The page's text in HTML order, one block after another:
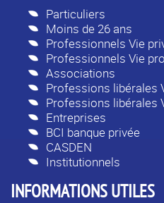
Particuliers
Moins de 26 ans
Professionnels Vie
Professionnels Vie pro
Associations
Professions libérales
Professions libérales
Entreprises
BCI banque privée
CASDEN
Institutionnels
INFORMATIONS UTILES